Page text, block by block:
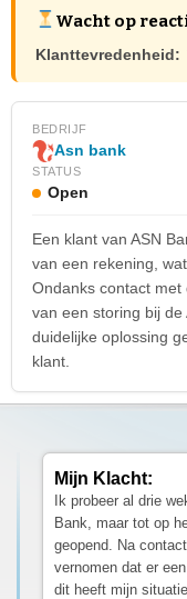
Wacht op
Klanttevredenheid:
BEDRIJF
Asn bank
STATUS
Open
Een klant van ASN
van een rekening,
Ondanks contact
van een storing bij
duidelijke oplossing
klant.
Mijn Klacht:
Ik probeer al drie
Bank, maar tot op
geopend. Na
vernomen dat er
dit heeft mijn